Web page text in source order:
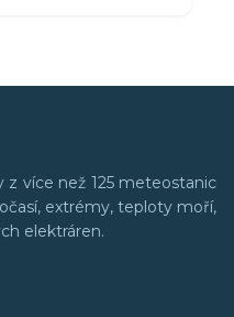
více než 125 meteostanic
extrémy, teploty moří,
elektráren.